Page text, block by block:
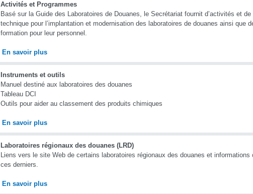
Activités et Programmes
Basé sur la Guide des Laboratoires de Douanes, le Secrétariat fournit d’activités et de
technique pour l’implantation et modernisation des laboratoires de douanes ainsi que
formation pour leur personnel.
En savoir plus
Instruments et outils
Manuel destiné aux laboratoires des douanes
Tableau DCI
Outils pour aider au classement des produits chimiques
En savoir plus
Laboratoires régionaux des douanes (LRD)
Liens vers le site Web de certains laboratoires régionaux des douanes et informations
ces derniers.
En savoir plus